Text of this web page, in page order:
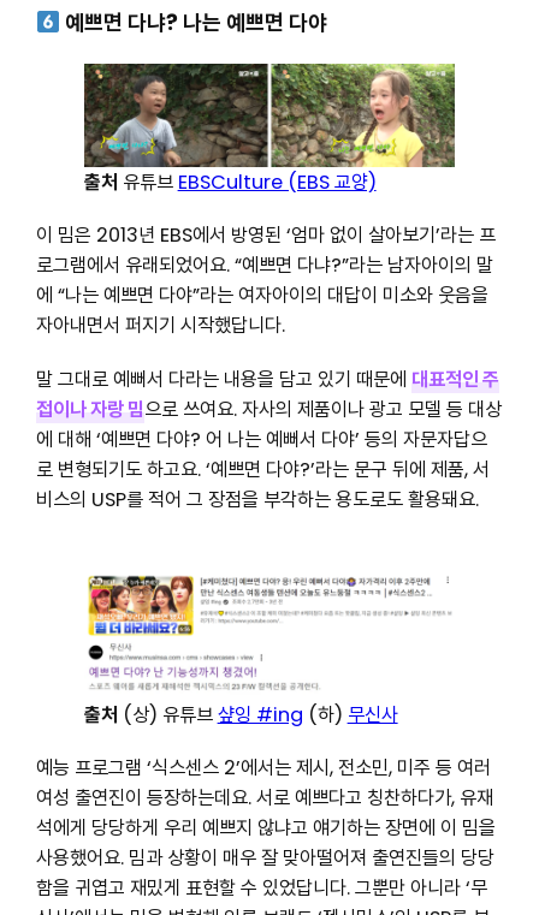
예쁘면 다냐? 나는 예쁘면 다야
출처 유튜브 EBSCulture (EBS 교양)
이 밈은 2013년 EBS에서 방영된 ‘엄마 없이 살아보기’라는 프
로그램에서 유래되었어요. “예쁘면 다냐?”라는 남자아이의 말
에 “나는 예쁘면 다야”라는 여자아이의 대답이 미소와 웃음을
자아내면서 퍼지기 시작했답니다.
말 그대로 예뻐서 다라는 내용을 담고 있기 때문에 대표적인주
접이나 자랑 밈으로 쓰여요. 자사의 제품이나 광고 모델 등 대상
에 대해 ‘예쁘면 다야? 어 나는 예뻐서 다야’ 등의 자문자답으
로 변형되기도 하고요. ‘예쁘면 다야?’라는 문구 뒤에 제품, 서
비스의 USP를 적어 그 장점을 부각하는 용도로도 활용돼요.
출처 (상) 유튜브샾잉 #ing (하) 무신사
예능 프로그램 ‘식스센스 2’에서는 제시, 전소민, 미주 등 여러
여성 출연진이 등장하는데요. 서로 예쁘다고 칭찬하다가, 유재
석에게 당당하게 우리 예쁘지 않냐고 얘기하는 장면에 이 밈을
사용했어요. 밈과 상황이 매우 잘 맞아떨어져 출연진들의 당당
함을 귀엽고 재밌게 표현할 수 있었답니다. 그뿐만 아니라 ‘무